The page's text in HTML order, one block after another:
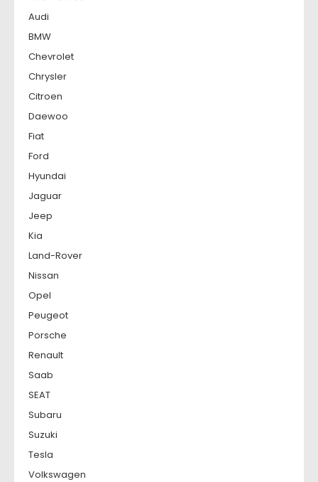
Audi
BMW
Chevrolet
Chrysler
Citroen
Daewoo
Fiat
Ford
Hyundai
Jaguar
Jeep
Kia
Land-Rover
Nissan
Opel
Peugeot
Porsche
Renault
Saab
SEAT
Subaru
Suzuki
Tesla
Volkswagen